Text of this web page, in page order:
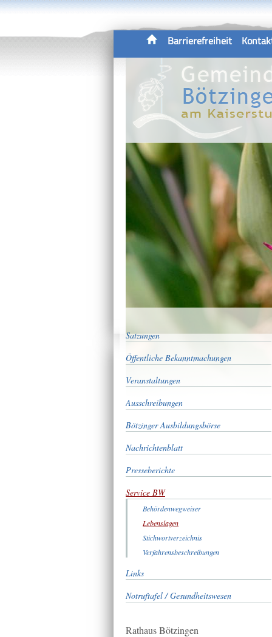
Barrierefreiheit
Satzungen
Öffentliche Bekanntmachungen
Veranstaltungen
Ausschreibungen
Bötzinger Ausbildungsbörse
Nachrichtenblatt
Presseberichte
Service BW
Behördenwegweiser
Lebenslagen
Stichwortverzeichnis
Verfahrensbeschreibungen
Links
Notruftafel / Gesundheitswesen
Rathaus Bötzingen